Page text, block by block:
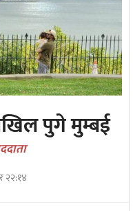
पुगे मुम्बई
२२:१४